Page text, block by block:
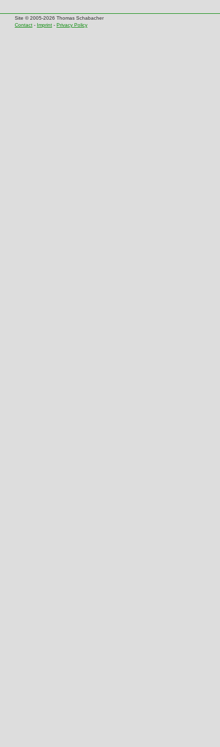
Site © 2005-2026 Thomas Schabacher
Contact - Imprint - Privacy Policy